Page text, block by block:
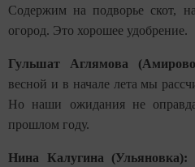
Содержим на подворье скот,
огород. Это хорошее удобрение.
Гульшат Аглямова
весной и в начале лета мы
Но наши ожидания не
прошлом году.
Нина Калугина (Ульяновка):